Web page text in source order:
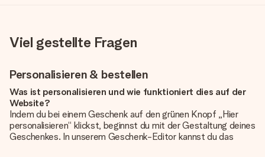
Viel gestellte Fragen
Personalisieren & bestellen
Was ist personalisieren und wie funktioniert dies auf der
Website?
Indem du bei einem Geschenk auf den grünen Knopf „Hier
personalisieren“ klickst, beginnst du mit der Gestaltung deines
Geschenkes. In unserem Geschenk-Editor kannst du das